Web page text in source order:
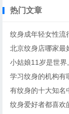
热门文章
纹身成年轻女性流
北京纹身店哪家最
小姑娘11岁是世
学习纹身的机构有
有纹身的十大知名
纹身爱好者都喜欢